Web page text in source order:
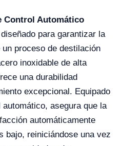
Control Automático
para garantizar la
proceso de destilación
inoxidable de alta
una durabilidad
excepcional. Equipado
asegura que la
automáticamente
bajo, reiniciándose una vez